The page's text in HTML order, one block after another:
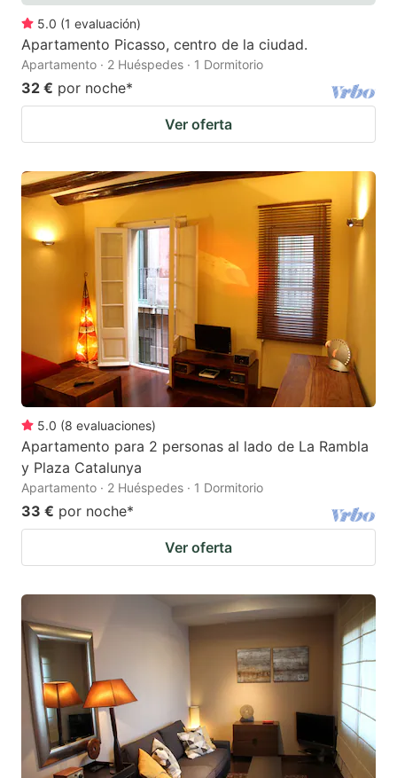
5.0 (1 evaluación)
Apartamento Picasso, centro de la ciudad.
Apartamento · 2 Huéspedes · 1 Dormitorio
32 € por noche*
Ver oferta
5.0 (8 evaluaciones)
Apartamento para 2 personas al lado de La Rambla
y Plaza Catalunya
Apartamento · 2 Huéspedes · 1 Dormitorio
33 € por noche*
Ver oferta